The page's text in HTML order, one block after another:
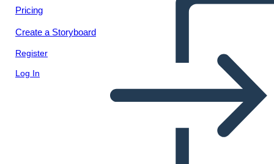
Pricing
Create a Storyboard
Register
Log In
View as
slideshow